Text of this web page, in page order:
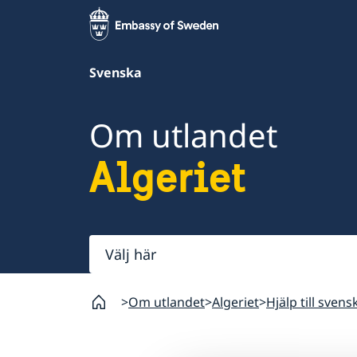
Svenska
Om utlandet
Algeriet
Välj
här
Om utlandet Algeriet Hjälp till